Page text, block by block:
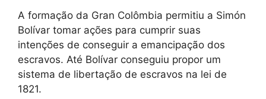
A formação da Gran Colômbia permitiu a Simón
Bolívar tomar ações para cumprir suas
intenções de conseguir a emancipação dos
escravos. Até Bolívar conseguiu propor um
sistema de libertação de escravos na lei de
1821.